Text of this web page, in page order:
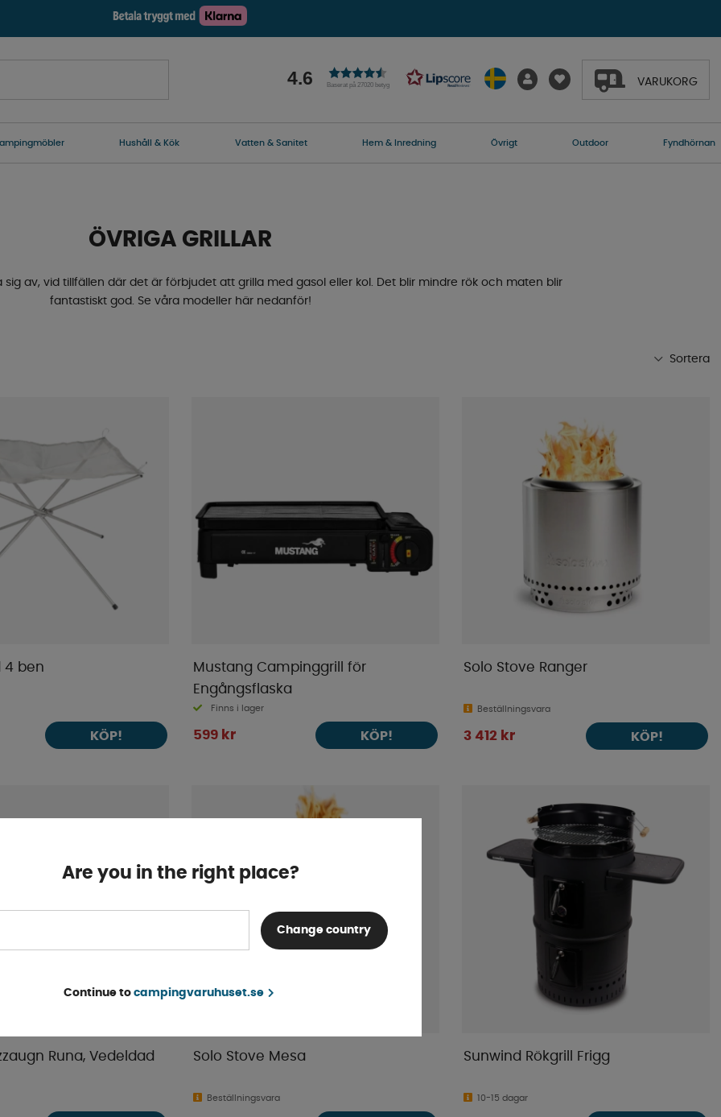
4.6 Baserat på 27020 betyg VARUKORG
Hushåll & Kök Vatten & Sanitet Hem & Inredning Övrigt Outdoor Fyndhörnan
ÖVRIGA GRILLAR
sig av, vid tillfällen där det är förbjudet att grilla med gasol eller kol. Det blir mindre rök och maten blir
fantastiskt god. Se våra modeller här nedanför!
Sortera
Namn A-Ö
Namn Ö-A
Lägsta pris
4 ben
KÖP!
Mustang Campinggrill för
Engångsflaska
Finns i lager
599 kr KÖP!
Solo Stove Ranger
Beställningsvara
3 412 kr KÖP!
Runa, Vedeldad Solo Stove Mesa
Beställningsvara
Sunwind Rökgrill Frigg
10-15 dagar
Are you in the right place?
Change country
Continue to campingvaruhuset.se